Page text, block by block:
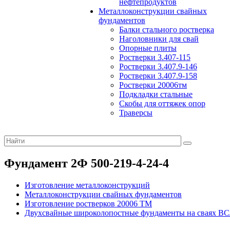
нефтепродуктов
Металлоконструкции свайных
фундаментов
Балки стального ростверка
Наголовники для свай
Опорные плиты
Ростверки 3.407-115
Ростверки 3.407.9-146
Ростверки 3.407.9-158
Ростверки 20006тм
Подкладки стальные
Скобы для оттяжек опор
Траверсы
Фундамент 2Ф 500-219-4-24-4
Изготовление металлоконструкций
Металлоконструкции свайных фундаментов
Изготовление ростверков 20006 ТМ
Двухсвайные широколопостные фундаменты на сваях